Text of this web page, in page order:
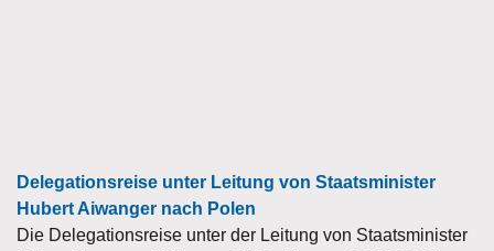
Delegationsreise unter Leitung von Staatsminister
Hubert Aiwanger nach Polen
Die Delegationsreise unter der Leitung von Staatsminister